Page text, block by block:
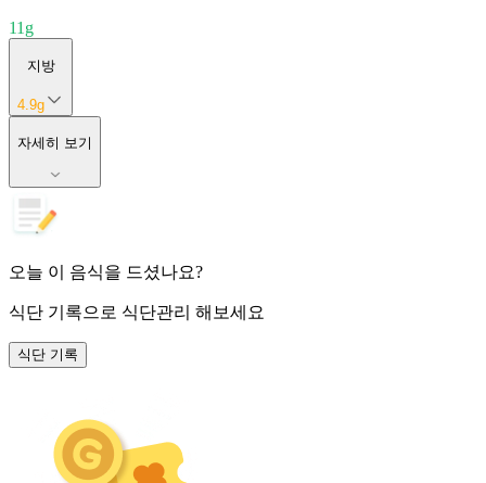
11 g
지방
4.9g
자세히 보기
오늘 이 음식을 드셨나요?
식단 기록으로 식단관리 해보세요
식단 기록